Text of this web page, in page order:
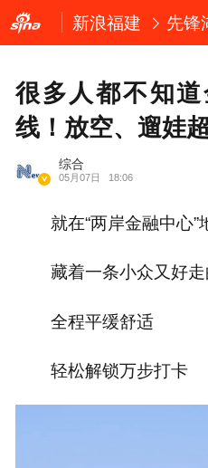
新浪福建 先锋
很多人都不知
线！放空、遛娃
综合
05月07日 18:06
就在“两岸金融中心”
藏着一条小众又好
全程平缓舒适
轻松解锁万步打卡